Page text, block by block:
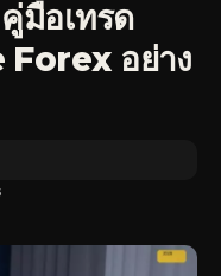
มือเทรด
อย่าง